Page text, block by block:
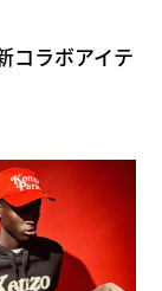
コラボアイテ